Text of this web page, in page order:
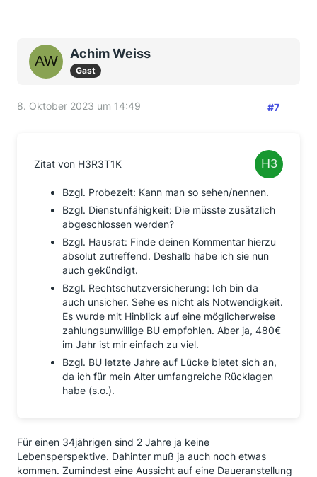
Achim Weiss
Gast
8. Oktober 2023 um 14:49 #7
Zitat von H3R3T1K
Bzgl. Probezeit: Kann man so sehen/nennen.
Bzgl. Dienstunfähigkeit: Die müsste zusätzlich
abgeschlossen werden?
Bzgl. Hausrat: Finde deinen Kommentar hierzu
absolut zutreffend. Deshalb habe ich sie nun
auch gekündigt.
Bzgl. Rechtschutzversicherung: Ich bin da
auch unsicher. Sehe es nicht als Notwendigkeit.
Es wurde mit Hinblick auf eine möglicherweise
zahlungsunwillige BU empfohlen. Aber ja, 480€
im Jahr ist mir einfach zu viel.
Bzgl. BU letzte Jahre auf Lücke bietet sich an,
da ich für mein Alter umfangreiche Rücklagen
habe (s.o.).
Für einen 34jährigen sind 2 Jahre ja keine
Lebensperspektive. Dahinter muß ja auch noch etwas
kommen. Zumindest eine Aussicht auf eine Daueranstellung